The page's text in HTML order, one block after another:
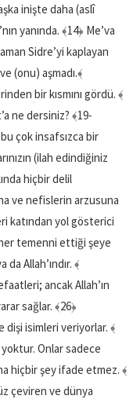
inişte daha (aslî
yanında. ﴾14﴿ Me’va
Sidre’yi kaplayan
(onu) aşmadı.﴾
bir kısmını gördü. ﴾
ne dersiniz? ﴾19-
çok insafsızca bir
(ilah edindiğiniz
hiçbir delil
ve nefislerin arzusuna
katından yol gösterici
her temenni ettiği şeye
Allah’ındır. ﴾
ancak Allah’ın
sağlar. ﴾26﴿
isimleri veriyorlar. ﴾
Onlar sadece
hiçbir şey ifade etmez. ﴾
çeviren ve dünya